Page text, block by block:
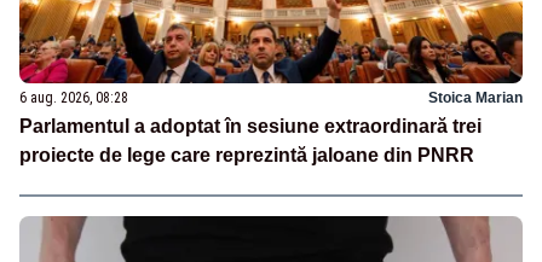
6 aug. 2026, 08:28 Stoica Marian
Parlamentul a adoptat în sesiune extraordinară trei
proiecte de lege care reprezintă jaloane din PNRR